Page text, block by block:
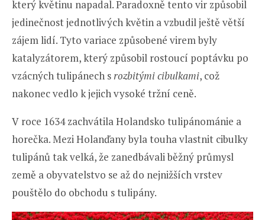
který květinu napadal. Paradoxně tento vir způsobil
jedinečnost jednotlivých květin a vzbudil ještě větší
zájem lidí. Tyto variace způsobené virem byly
katalyzátorem, který způsobil rostoucí poptávku po
vzácných tulipánech s rozbitými cibulkami, což
nakonec vedlo k jejich vysoké tržní ceně.
V roce 1634 zachvátila Holandsko tulipánománie a
horečka. Mezi Holanďany byla touha vlastnit cibulky
tulipánů tak velká, že zanedbávali běžný průmysl
země a obyvatelstvo se až do nejnižších vrstev
pouštělo do obchodu s tulipány.